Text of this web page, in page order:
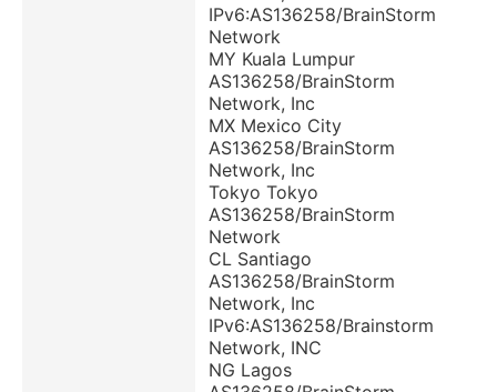
IPv6:AS136258/BrainStorm
Network
MY Kuala Lumpur
AS136258/BrainStorm
Network, Inc
MX Mexico City
AS136258/BrainStorm
Network, Inc
Tokyo Tokyo
AS136258/BrainStorm
Network
CL Santiago
AS136258/BrainStorm
Network, Inc
IPv6:AS136258/Brainstorm
Network, INC
NG Lagos